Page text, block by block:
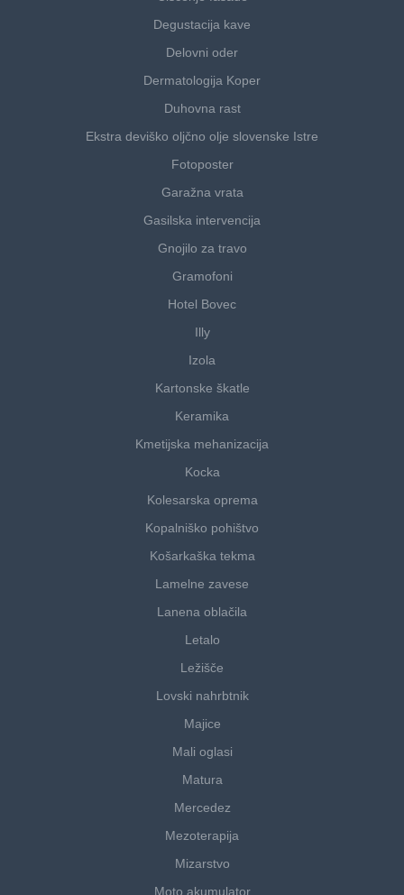
Degustacija kave
Delovni oder
Dermatologija Koper
Duhovna rast
Ekstra deviško oljčno olje slovenske Istre
Fotoposter
Garažna vrata
Gasilska intervencija
Gnojilo za travo
Gramofoni
Hotel Bovec
Illy
Izola
Kartonske škatle
Keramika
Kmetijska mehanizacija
Kocka
Kolesarska oprema
Kopalniško pohištvo
Košarkaška tekma
Lamelne zavese
Lanena oblačila
Letalo
Ležišče
Lovski nahrbtnik
Majice
Mali oglasi
Matura
Mercedez
Mezoterapija
Mizarstvo
Moto akumulator